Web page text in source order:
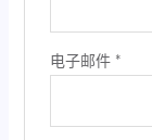
电子邮件 *